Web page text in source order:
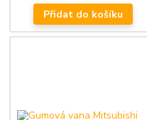
Přidat do košíku